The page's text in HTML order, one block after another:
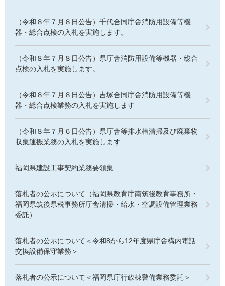
（令和８年７月８日公告）千代合同庁舎消防用設備等機
器・総合点検の入札を実施します。
（令和８年７月８日公告）県庁舎消防用設備等機器・総合
点検の入札を実施します。
（令和８年７月８日公告）吉塚合同庁舎消防用設備等機
器・総合点検業務の入札を実施します
（令和８年７月６日公告）県庁舎等排水槽清掃及び廃棄物
収集運搬業務の入札を実施します
福岡県建設工事契約業務要領集
落札者の公示について（福岡県教育庁南筑後教育事務所・
福岡県筑後県税事務所庁舎清掃・給水・空調設備管理業務
委託）
落札者の公示について＜令和8から12年度県庁舎構内電話
交換設備保守業務＞
落札者の公示について＜福岡県庁行政棟警備業務委託＞